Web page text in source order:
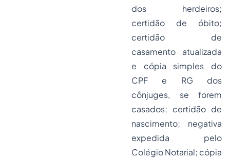
dos herdeiros;
certidão de óbito;
certidão de
casamento atualizada
e cópia simples do
CPF e RG dos
cônjuges, se forem
casados; certidão de
nascimento; negativa
expedida pelo
Colégio Notarial; cópia